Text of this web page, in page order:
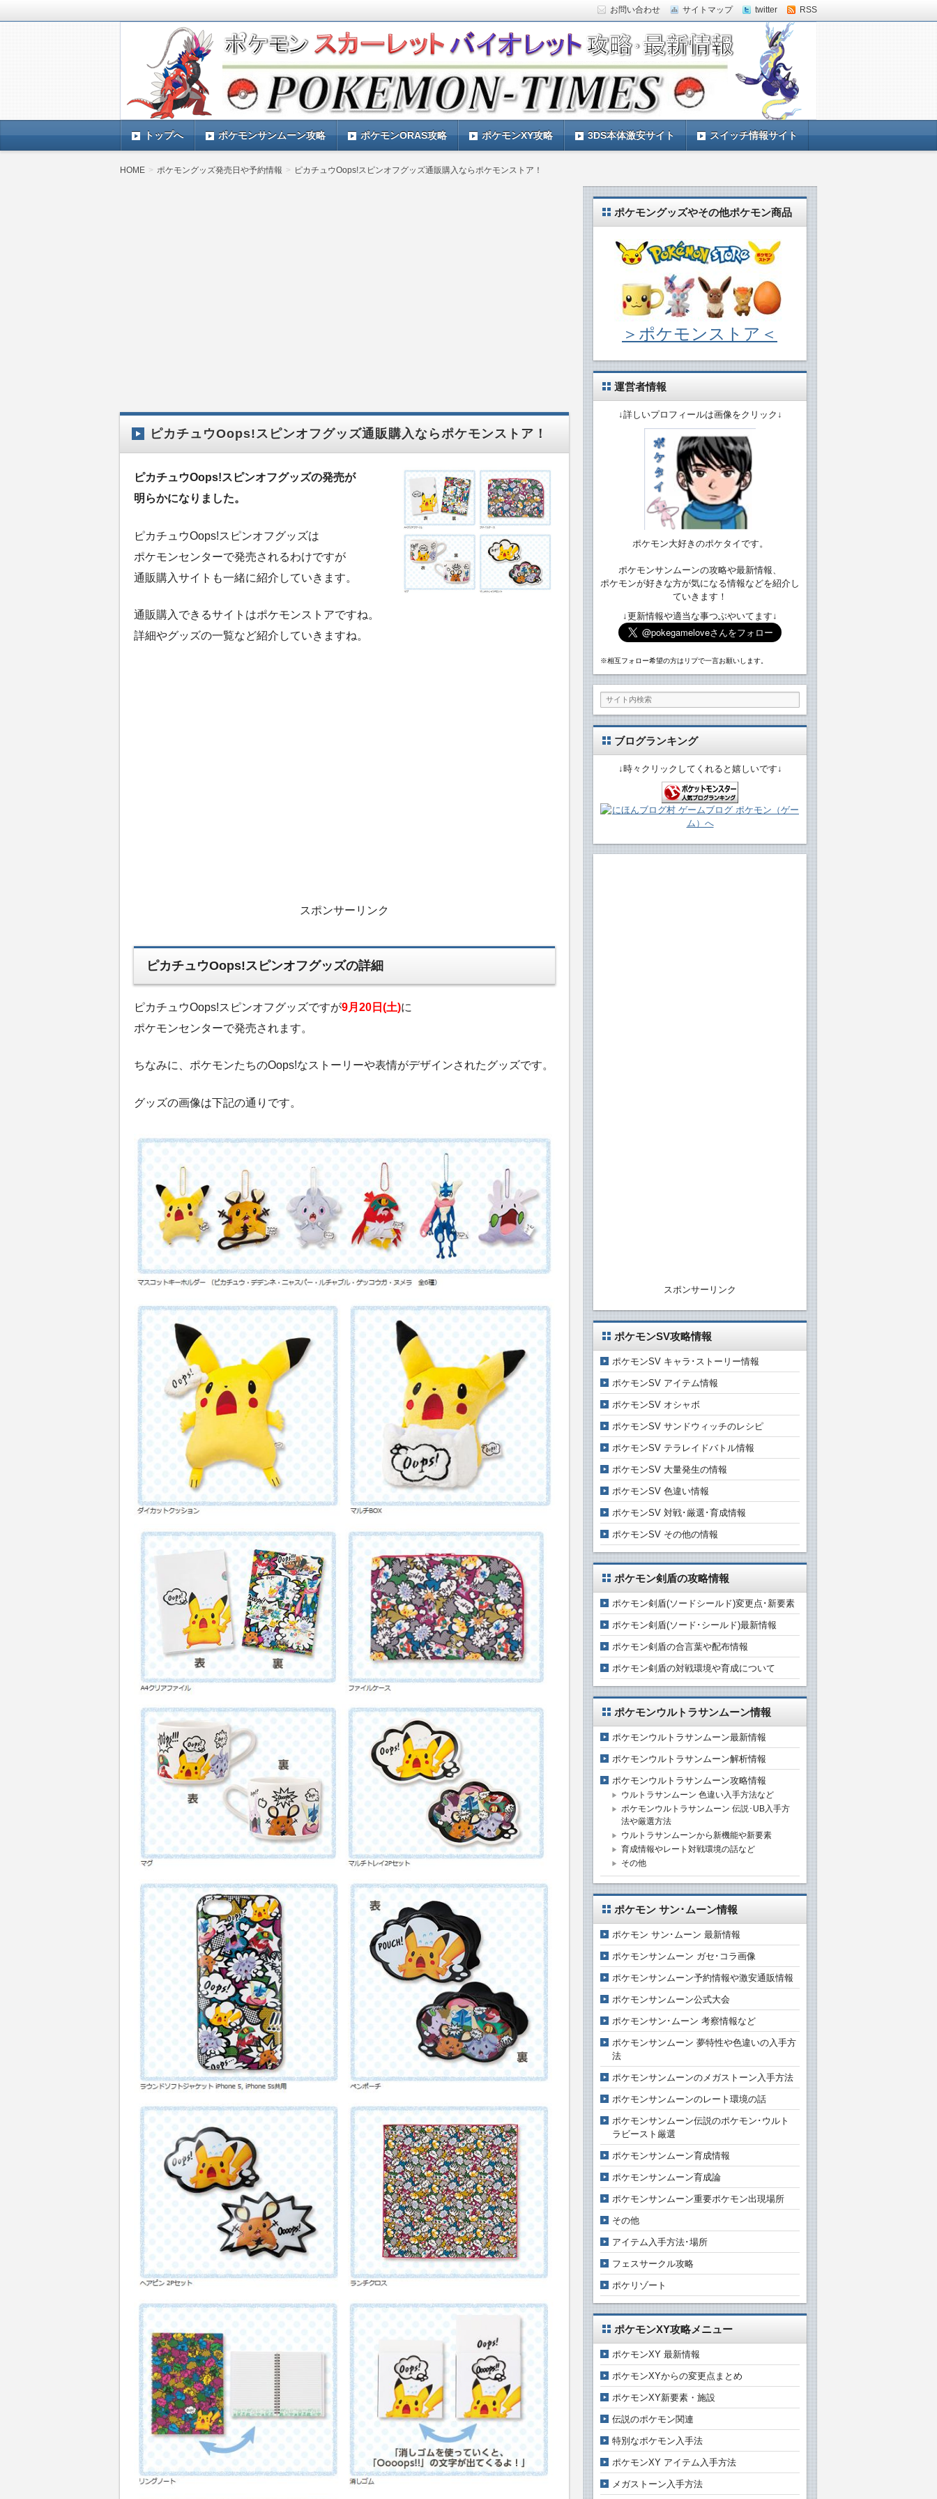
お問い合わせ サイトマップ twitter RSS
ポケモン最新情報まとめ『POKEMON-TIMES』
ポケモンSV(スカーレットバイオレット)の攻略や最新情報などをお届けする『POKEMON-
TIMES』 ポケモンSV(スカーレットバイオレット)の育成論やお得な情報なども紹介していきま
トップへ ポケモンサンムーン攻略 ポケモンORAS攻略 ポケモンXY攻略 3DS本体激安サイト スイッチ情報サイト
HOME ポケモングッズ発売日や予約情報 ピカチュウOops!スピンオフグッズ通販購入ならポケモンストア！
ピカチュウOops!スピンオフグッズ通販購入ならポケモンストア！
ピカチュウOops!スピンオフグッズの発売が
明らかになりました。
ピカチュウOops!スピンオフグッズは
ポケモンセンターで発売されるわけですが
通販購入サイトも一緒に紹介していきます。
通販購入できるサイトはポケモンストアですね。
詳細やグッズの一覧など紹介していきますね。
スポンサーリンク
ピカチュウOops!スピンオフグッズの詳細
ピカチュウOops!スピンオフグッズですが9月20日(土)に
ポケモンセンターで発売されます。
ちなみに、ポケモンたちのOops!なストーリーや表情がデザインされたグッズです。
グッズの画像は下記の通りです。
ポケモングッズやその他ポケモン商品
＞ポケモンストア＜
運営者情報
↓詳しいプロフィールは画像をクリック↓
ポケモン大好きのポケタイです。
ポケモンサンムーンの攻略や最新情報、
ポケモンが好きな方が気になる情報などを紹介し
ていきます！
↓更新情報や適当な事つぶやいてます↓
※相互フォロー希望の方はリプで一言お願いします。
ブログランキング
↓時々クリックしてくれると嬉しいです↓
スポンサーリンク
ポケモンSV攻略情報
ポケモンSV キャラ･ストーリー情報
ポケモンSV アイテム情報
ポケモンSV オシャボ
ポケモンSV サンドウィッチのレシピ
ポケモンSV テラレイドバトル情報
ポケモンSV 大量発生の情報
ポケモンSV 色違い情報
ポケモンSV 対戦･厳選･育成情報
ポケモンSV その他の情報
ポケモン剣盾の攻略情報
ポケモン剣盾(ソードシールド)変更点･新要素
ポケモン剣盾(ソード･シールド)最新情報
ポケモン剣盾の合言葉や配布情報
ポケモン剣盾の対戦環境や育成について
ポケモンウルトラサンムーン情報
ポケモンウルトラサンムーン最新情報
ポケモンウルトラサンムーン解析情報
ポケモンウルトラサンムーン攻略情報
ウルトラサンムーン 色違い入手方法など
ポケモンウルトラサンムーン 伝説･UB入手方
法や厳選方法
ウルトラサンムーンから新機能や新要素
育成情報やレート対戦環境の話など
その他
ポケモン サン･ムーン情報
ポケモン サン･ムーン 最新情報
ポケモンサンムーン ガセ･コラ画像
ポケモンサンムーン予約情報や激安通販情報
ポケモンサンムーン公式大会
ポケモンサン･ムーン 考察情報など
ポケモンサンムーン 夢特性や色違いの入手方
法
ポケモンサンムーンのメガストーン入手方法
ポケモンサンムーンのレート環境の話
ポケモンサンムーン伝説のポケモン･ウルト
ラビースト厳選
ポケモンサンムーン育成情報
ポケモンサンムーン育成論
ポケモンサンムーン重要ポケモン出現場所
その他
アイテム入手方法･場所
フェスサークル攻略
ポケリゾート
ポケモンXY攻略メニュー
ポケモンXY 最新情報
ポケモンXYからの変更点まとめ
ポケモンXY新要素・施設
伝説のポケモン関連
特別なポケモン入手法
ポケモンXY アイテム入手方法
メガストーン入手方法